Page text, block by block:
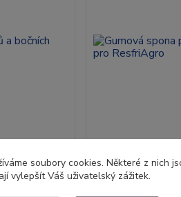
bočních filtrů
1
Gumová spona
soubory cookies. Některé z nich
vylepšít Váš uživatelský zážitek.